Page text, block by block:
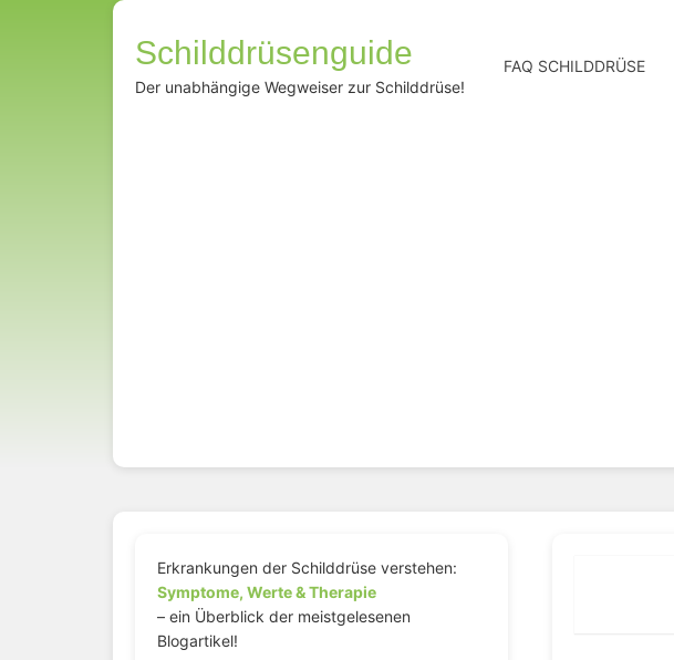
Schilddrüsenguide
Der unabhängige Wegweiser zur Schilddrüse!
FAQ SCHILDDRÜSE
Erkrankungen der Schilddrüse verstehen:
Symptome, Werte & Therapie
– ein Überblick der meistgelesenen
Blogartikel!